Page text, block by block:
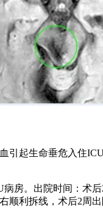
起生命垂危入住
。出院时间：术
顺利拆线，术后2周出